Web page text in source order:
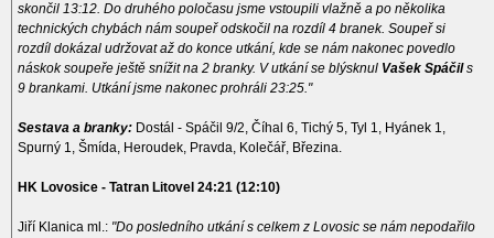
skončil 13:12. Do druhého poločasu jsme vstoupili vlažně a po několika
technických chybách nám soupeř odskočil na rozdíl 4 branek. Soupeř si
rozdíl dokázal udržovat až do konce utkání, kde se nám nakonec povedlo
náskok soupeře ještě snížit na 2 branky. V utkání se blýsknul Vašek Spáčils
9 brankami. Utkání jsme nakonec prohráli 23:25."
Sestava a branky: Dostál - Spáčil 9/2, Číhal 6, Tichý 5, Tyl 1, Hyánek 1,
Spurný 1, Šmída, Heroudek, Pravda, Kolečář, Březina.
HK Lovosice - Tatran Litovel 24:21 (12:10)
Jiří Klanica ml.: "Do posledního utkání s celkem z Lovosic se nám nepodařilo